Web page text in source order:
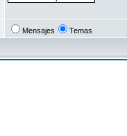
Mensajes Temas